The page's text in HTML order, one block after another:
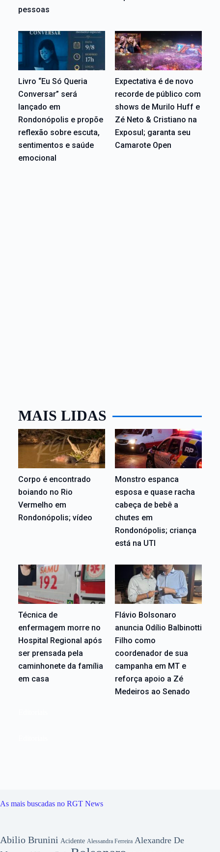
pessoas
Livro “Eu Só Queria
Conversar” será
lançado em
Rondonópolis e propõe
reflexão sobre escuta,
sentimentos e saúde
emocional
Expectativa é de novo
recorde de público com
shows de Murilo Huff e
Zé Neto & Cristiano na
Exposul; garanta seu
Camarote Open
MAIS LIDAS
Corpo é encontrado
boiando no Rio
Vermelho em
Rondonópolis; vídeo
Monstro espanca
esposa e quase racha
cabeça de bebê a
chutes em
Rondonópolis; criança
está na UTI
Técnica de
enfermagem morre no
Hospital Regional após
ser prensada pela
caminhonete da família
em casa
Flávio Bolsonaro
anuncia Odílio Balbinotti
Filho como
coordenador de sua
campanha em MT e
reforça apoio a Zé
Medeiros ao Senado
As mais buscadas no RGT News
Abilio Brunini Acidente Alessandra Ferreira Alexandre De